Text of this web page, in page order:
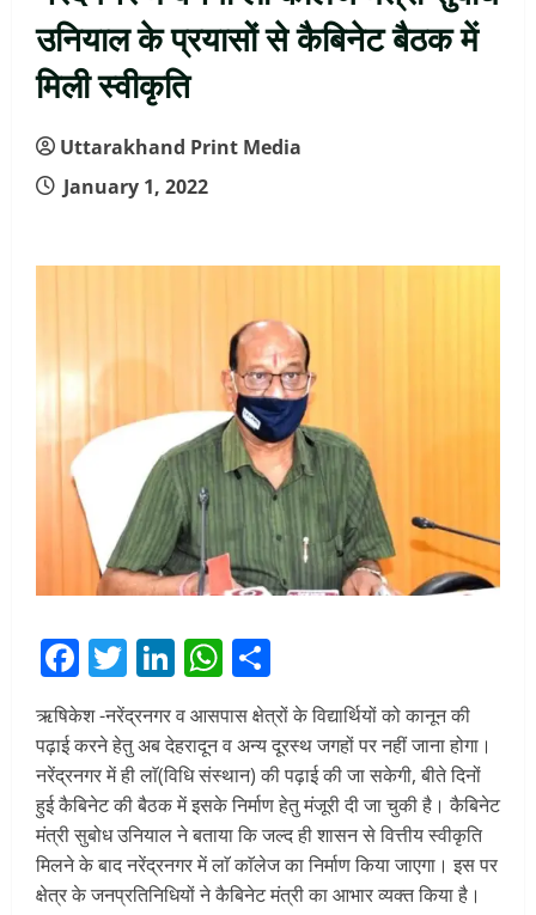
उनियाल के प्रयासों से कैबिनेट बैठक में
मिली स्वीकृति
Uttarakhand Print Media
January 1, 2022
Facebook
Twitter
LinkedIn
WhatsApp
ऋषिकेश -नरेंद्रनगर व आसपास क्षेत्रों के विद्यार्थियों को कानून की
पढ़ाई करने हेतु अब देहरादून व अन्य दूरस्थ जगहों पर नहीं जाना होगा।
नरेंद्रनगर में ही लाॅ(विधि संस्थान) की पढ़ाई की जा सकेगी, बीते दिनों
हुई कैबिनेट की बैठक में इसके निर्माण हेतु मंजूरी दी जा चुकी है। कैबिनेट
मंत्री सुबोध उनियाल ने बताया कि जल्द ही शासन से वित्तीय स्वीकृति
मिलने के बाद नरेंद्रनगर में लाॅ काॅलेज का निर्माण किया जाएगा। इस पर
क्षेत्र के जनप्रतिनिधियों ने कैबिनेट मंत्री का आभार व्यक्त किया है।